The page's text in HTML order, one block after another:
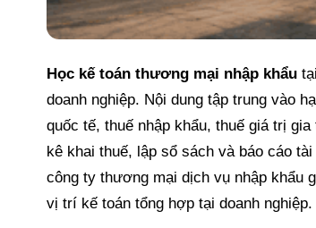
Học kế toán thương mại nhập khẩu tại
doanh nghiệp. Nội dung tập trung vào
quốc tế, thuế nhập khẩu, thuế giá trị
kê khai thuế, lập sổ sách và báo cáo
công ty thương mại dịch vụ nhập khẩu
vị trí kế toán tổng hợp tại doanh nghiệp.